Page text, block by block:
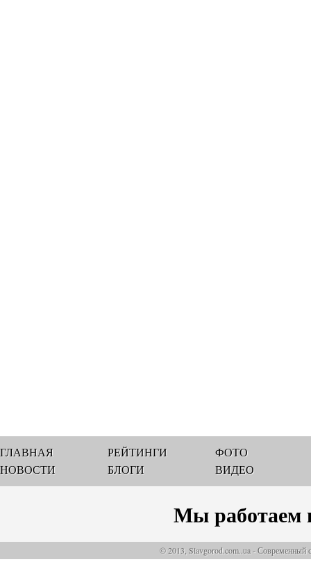
ГЛАВНАЯ
НОВОСТИ
РЕЙТИНГИ
БЛОГИ
ФОТО
ВИДЕО
Мы работаем
© 2013, Slavgorod.com..ua - Современный